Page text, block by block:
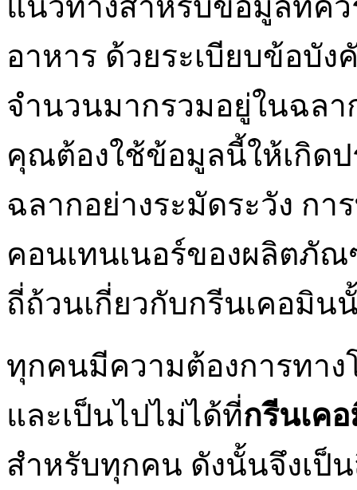
อาหาร ด้วยระเบียบข้อ
จำนวนมากรวมอยู่ในฉล
คุณต้องใช้ข้อมูลนี้ให้เกิด
ฉลากอย่างระมัดระวัง ก
คอนเทนเนอร์ของผลิตภั
ถี่ถ้วนเกี่ยวกับกรีนเคอมิน
ทุกคนมีความต้องการทา
และเป็นไปไม่ได้ที่กรีนเค
สำหรับทุกคน ดังนั้นจึงเป็